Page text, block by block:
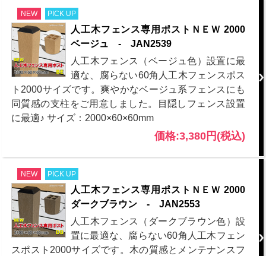
NEW PICK UP
人工木フェンス専用ポストＮＥＷ 2000
ベージュ - JAN2539
人工木フェンス（ベージュ色）設置に最
適な、腐らない60角人工木フェンスポス
ト2000サイズです。爽やかなベージュ系フェンスにも
同質感の支柱をご用意しました。目隠しフェンス設置
に最適♪ サイズ：2000×60×60mm
価格:3,380円(税込)
NEW PICK UP
人工木フェンス専用ポストＮＥＷ 2000
ダークブラウン - JAN2553
人工木フェンス（ダークブラウン色）設
置に最適な、腐らない60角人工木フェン
スポスト2000サイズです。木の質感とメンテナンスフ